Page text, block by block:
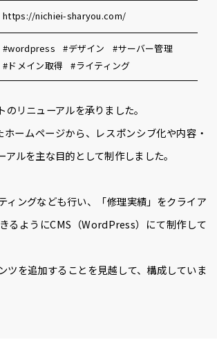
https://nichiei-sharyou.com/
wordpress デザイン
サーバー管理
ドメイン取得
ライティング
のリニューアルを承りました。
ームページから、レスポンシブ化や内容・
アルを主な目的として制作しました。
ィングなども行い、「修理実績」をクライア
るようにCMS（WordPress）にて制作して
ツを追加することを見越して、構成していま